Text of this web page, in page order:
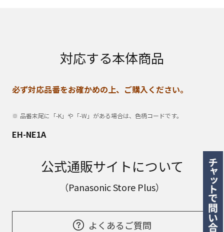
対応する本体商品
必ず対応品番をお確かめの上、ご購入ください。
品番末尾に「-K」や「-W」がある場合は、色柄コードです。
EH-NE1A
公式通販サイトについて
（Panasonic Store Plus）
よくあるご質問